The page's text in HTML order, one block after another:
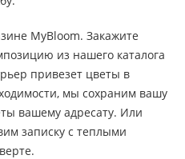
MyBloom. Закажите
из нашего каталога
привезет цветы в
мы сохраним вашу
вашему адресату. Или
записку с теплыми